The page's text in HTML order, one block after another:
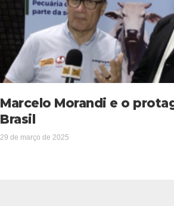
Marcelo Morandi e o
Brasil
29 de março de 2025